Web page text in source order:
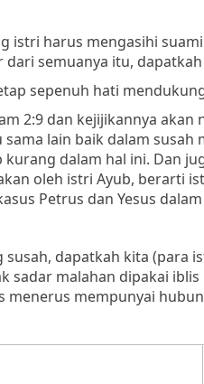
istri harus mengasihi
semuanya itu,
sepenuh hati
2:9 dan kejijikannya akan
lain baik dalam
dalam hal ini. Dan
oleh istri Ayub, berarti
Petrus dan Yesus
susah, dapatkah kita (para
sadar malahan dipakai
mempunyai